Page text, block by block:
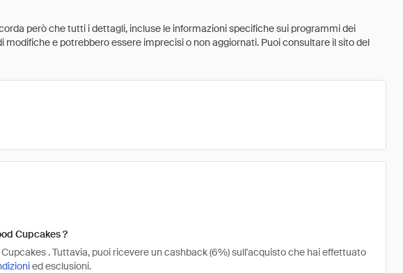
però che tutti i dettagli, incluse le informazioni specifiche sui programmi dei
e potrebbero essere imprecisi o non aggiornati. Puoi consultare il sito del
Cupcakes ?
. Tuttavia, puoi ricevere un cashback (6%) sull'acquisto che hai effettuato
ed esclusioni.